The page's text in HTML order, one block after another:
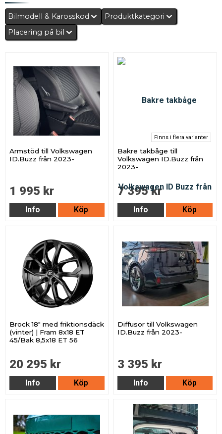
Bilmodell & Karosskod
Produktkategori
Placering på bil
Armstöd till Volkswagen
ID.Buzz från 2023-
1 995 kr
Info Köp
Finns i flera varianter
Bakre takbåge till
Volkswagen ID.Buzz från
2023-
7 395 kr
Info Köp
Brock 18" med friktionsdäck
(vinter) | Fram 8x18 ET
45/Bak 8,5x18 ET 56
20 295 kr
Info Köp
Diffusor till Volkswagen
ID.Buzz från 2023-
3 395 kr
Info Köp